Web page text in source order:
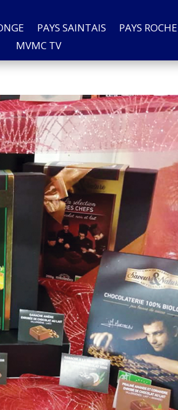
PAYS SAINTAIS
PAYS
MVMC TV